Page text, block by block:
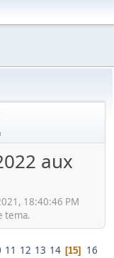
aux
18:40:46 PM
tema.
11 12 13 14 15
16